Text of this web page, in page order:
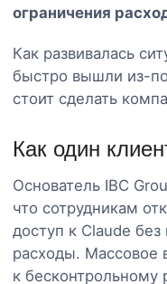
ограничения
Как развивалась
быстро вышли из-
стоит сделать
Как один
Основатель IBC
что сотрудникам
доступ к Claude
расходы. Массовое
к бесконтрольному